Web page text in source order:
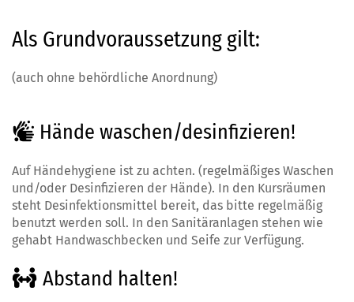
Als Grundvoraussetzung gilt:
(auch ohne behördliche Anordnung)
Hände waschen/desinfizieren!
Auf Händehygiene ist zu achten. (regelmäßiges Waschen
und/oder Desinfizieren der Hände). In den Kursräumen
steht Desinfektionsmittel bereit, das bitte regelmäßig
benutzt werden soll. In den Sanitäranlagen stehen wie
gehabt Handwaschbecken und Seife zur Verfügung.
Abstand halten!